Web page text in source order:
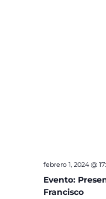
Evento:
Francisco
febrero 1, 2024 @